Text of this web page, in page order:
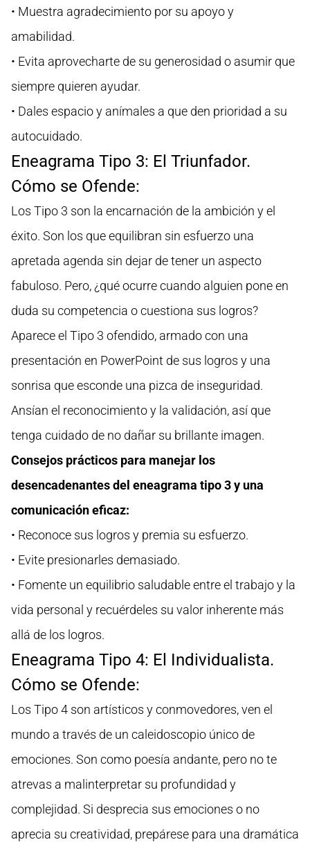
• Muestra agradecimiento por su apoyo y
amabilidad.
• Evita aprovecharte de su generosidad o asumir que
siempre quieren ayudar.
• Dales espacio y anímales a que den prioridad a su
autocuidado.
Eneagrama Tipo 3: El Triunfador.
Cómo se Ofende:
Los Tipo 3 son la encarnación de la ambición y el
éxito. Son los que equilibran sin esfuerzo una
apretada agenda sin dejar de tener un aspecto
fabuloso. Pero, ¿qué ocurre cuando alguien pone en
duda su competencia o cuestiona sus logros?
Aparece el Tipo 3 ofendido, armado con una
presentación en PowerPoint de sus logros y una
sonrisa que esconde una pizca de inseguridad.
Ansían el reconocimiento y la validación, así que
tenga cuidado de no dañar su brillante imagen.
Consejos prácticos para manejar los
desencadenantes del eneagrama tipo 3 y una
comunicación eficaz:
• Reconoce sus logros y premia su esfuerzo.
• Evite presionarles demasiado.
• Fomente un equilibrio saludable entre el trabajo y la
vida personal y recuérdeles su valor inherente más
allá de los logros.
Eneagrama Tipo 4: El Individualista.
Cómo se Ofende:
Los Tipo 4 son artísticos y conmovedores, ven el
mundo a través de un caleidoscopio único de
emociones. Son como poesía andante, pero no te
atrevas a malinterpretar su profundidad y
complejidad. Si desprecia sus emociones o no
aprecia su creatividad, prepárese para una dramática